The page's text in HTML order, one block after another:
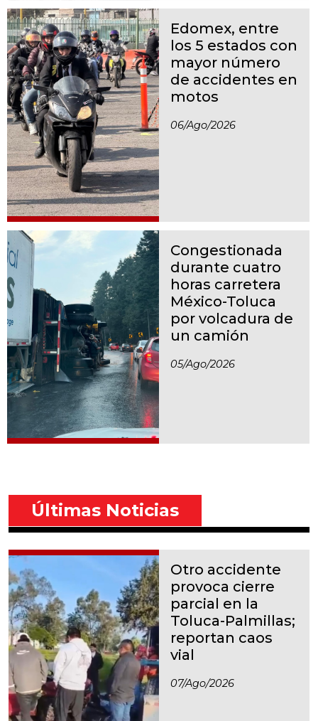
Edomex, entre
los 5 estados con
mayor número
de accidentes en
motos
06/ago/2026
Congestionada
durante cuatro
horas carretera
México-Toluca
por volcadura de
un camión
05/ago/2026
Últimas Noticias
Otro accidente
provoca cierre
parcial en la
Toluca-Palmillas;
reportan caos
vial
07/ago/2026